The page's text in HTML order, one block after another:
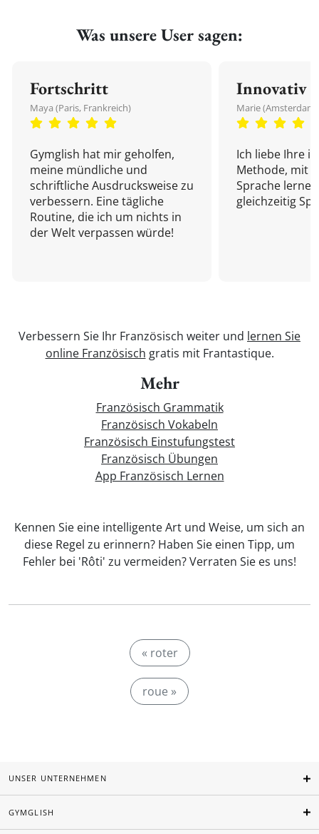
Was unsere User sagen:
Fortschritt
Maya (Paris, Frankreich)
Gymglish hat mir geholfen,
meine mündliche und
schriftliche Ausdrucksweise zu
verbessern. Eine tägliche
Routine, die ich um nichts in
der Welt verpassen würde!
Innovativ
Marie
Ich liebe Ihre
Methode, mit
Sprache
gleichzeitig
Verbessern Sie Ihr Französisch weiter und lernen Sie
online Französisch gratis mit Frantastique.
Mehr
Französisch Grammatik
Französisch Vokabeln
Französisch Einstufungstest
Französisch Übungen
App Französisch Lernen
Kennen Sie eine intelligente Art und Weise, um sich an
diese Regel zu erinnern? Haben Sie einen Tipp, um
Fehler bei 'Rôti' zu vermeiden? Verraten Sie es uns!
« roter
roue »
UNSER UNTERNEHMEN
GYMGLISH